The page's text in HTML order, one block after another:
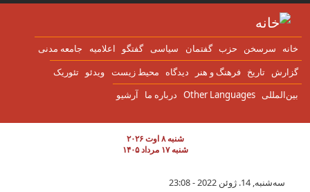
به محتوای اصلی
سرسخن حزب گفتمان سياسی گفتگو اعلاميه جامعه مدنی
تاریخ فرهنگ و هنر دیدگاه محیط زیست ویدئو تئوریک
Other Languages درباره ما آرشیو
شنبه ۸ اوت ۲۰۲۶
شنبه ۱۷ مرداد ۱۴۰۵
ابتذال شر
سه‌شنبه, 14. ژوئن 2022 - 23:08